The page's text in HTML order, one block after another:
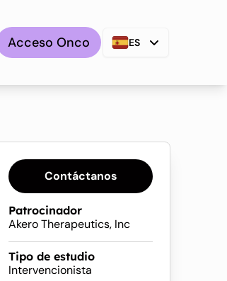
Acceso Onco ES
Contáctanos
Patrocinador
Akero Therapeutics, Inc
Tipo de estudio
Intervencionista